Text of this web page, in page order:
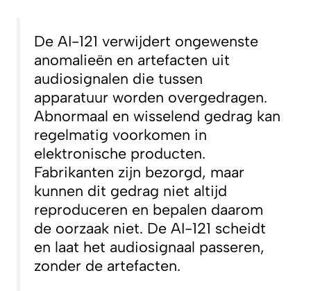
De AI-121 verwijdert ongewenste
anomalieën en artefacten uit
audiosignalen die tussen
apparatuur worden overgedragen.
Abnormaal en wisselend gedrag kan
regelmatig voorkomen in
elektronische producten.
Fabrikanten zijn bezorgd, maar
kunnen dit gedrag niet altijd
reproduceren en bepalen daarom
de oorzaak niet. De AI-121 scheidt
en laat het audiosignaal passeren,
zonder de artefacten.